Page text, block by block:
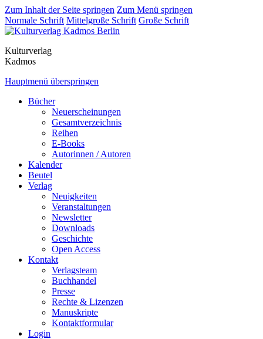
Zum Inhalt der Seite springen Zum Menü springen
Normale Schrift Mittelgroße Schrift Große Schrift
Kulturverlag
Kadmos
Hauptmenü überspringen
Bücher
Neuerscheinungen
Gesamtverzeichnis
Reihen
E-Books
Autorinnen / Autoren
Kalender
Beutel
Verlag
Neuigkeiten
Veranstaltungen
Newsletter
Downloads
Geschichte
Open Access
Kontakt
Verlagsteam
Buchhandel
Presse
Rechte & Lizenzen
Manuskripte
Kontaktformular
Login